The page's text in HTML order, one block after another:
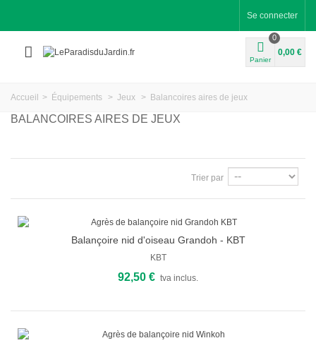
Se connecter
Panier
0
0,00 €
Accueil > Équipements > Jeux > Balancoires aires de jeux
BALANCOIRES AIRES DE JEUX
Trier par
Balançoire nid d'oiseau Grandoh - KBT
KBT
92,50 € tva inclus.